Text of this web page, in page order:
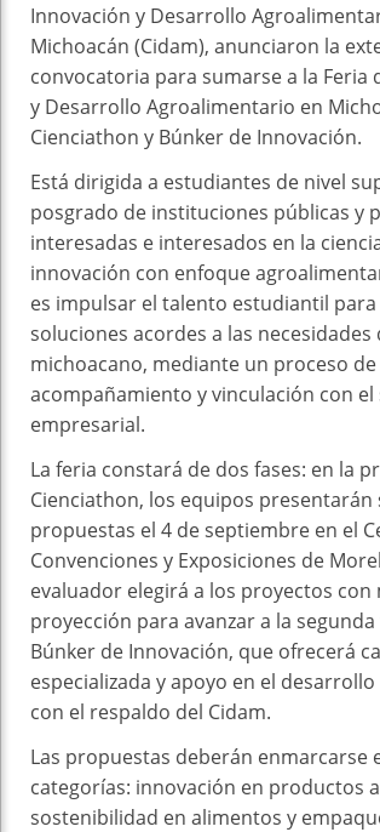
Innovación y Desarrollo
Michoacán (Cidam), anunciaron la
convocatoria para sumarse a la Feria
y Desarrollo Agroalimentario en
Cienciathon y Búnker de Innovación.
Está dirigida a estudiantes de nivel
posgrado de instituciones públicas y
interesadas e interesados en la
innovación con enfoque
es impulsar el talento estudiantil
soluciones acordes a las necesidades
michoacano, mediante un proceso de
acompañamiento y vinculación con
empresarial.
La feria constará de dos fases: en la
Cienciathon, los equipos presentarán
propuestas el 4 de septiembre en el
Convenciones y Exposiciones de
evaluador elegirá a los proyectos con
proyección para avanzar a la segunda
Búnker de Innovación, que ofrecerá
especializada y apoyo en el
con el respaldo del Cidam.
Las propuestas deberán enmarcarse
categorías: innovación en productos
sostenibilidad en alimentos y